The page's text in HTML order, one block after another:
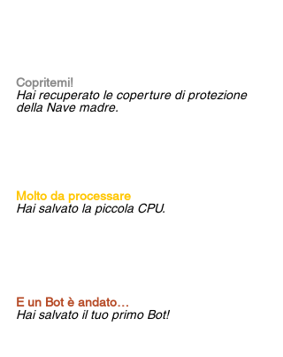
Copritemi!
Hai recuperato le coperture di protezione
della Nave madre.
Molto da processare
Hai salvato la piccola CPU.
E un Bot è andato…
Hai salvato il tuo primo Bot!